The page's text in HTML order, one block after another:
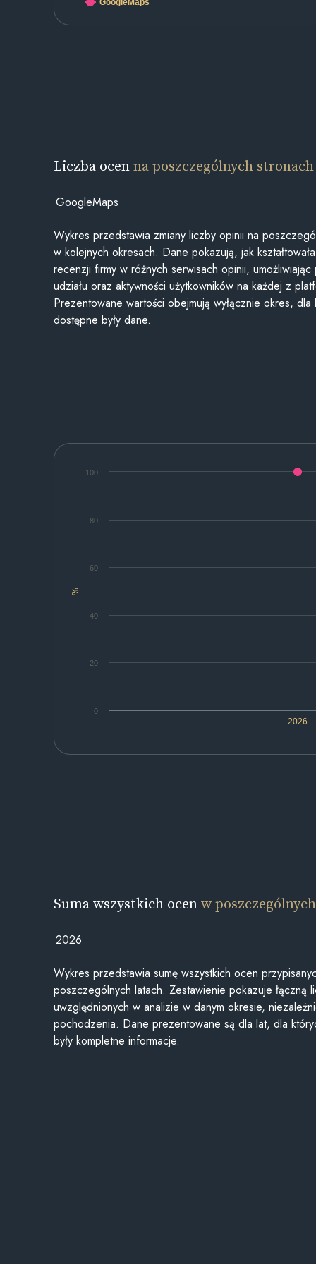
GoogleMaps
Liczba ocenna poszczególnych stronach
GoogleMaps
Wykres przedstawia zmiany liczby opinii na
w kolejnych okresach. Dane pokazują, jak
recenzji firmy w różnych serwisach opinii,
udziału oraz aktywności użytkowników na każdej z
Prezentowane wartości obejmują wyłącznie okres, dla
dostępne były dane.
%
2026
0
20
40
60
80
100
Suma wszystkich ocenw
2026
Wykres przedstawia sumę wszystkich ocen
poszczególnych latach. Zestawienie pokazuje łączną
uwzględnionych w analizie w danym okresie,
pochodzenia. Dane prezentowane są dla lat, dla
były kompletne informacje.